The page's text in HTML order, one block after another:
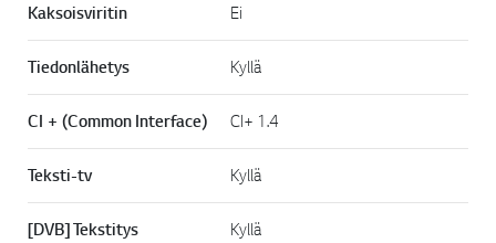
Kaksoisviritin Ei
Tiedonlähetys Kyllä
CI + (Common Interface) CI+ 1.4
Teksti-tv Kyllä
[DVB] Tekstitys Kyllä